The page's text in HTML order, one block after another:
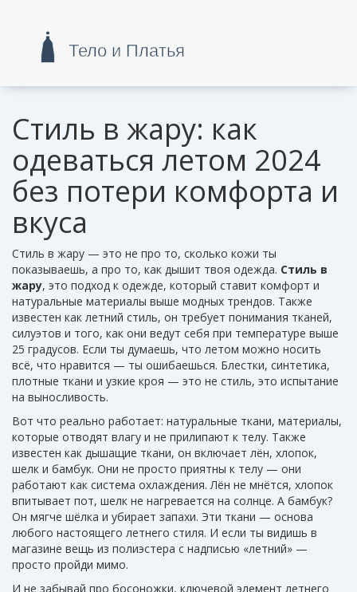
Стиль в жару: как
одеваться летом 2024
без потери комфорта и
вкуса
Стиль в жару — это не про то, сколько кожи ты
показываешь, а про то, как дышит твоя одежда. Стиль в
жару, это подход к одежде, который ставит комфорт и
натуральные материалы выше модных трендов. Также
известен как летний стиль, он требует понимания тканей,
силуэтов и того, как они ведут себя при температуре выше
25 градусов. Если ты думаешь, что летом можно носить
всё, что нравится — ты ошибаешься. Блестки, синтетика,
плотные ткани и узкие кроя — это не стиль, это испытание
на выносливость.
Вот что реально работает: натуральные ткани, материалы,
которые отводят влагу и не прилипают к телу. Также
известен как дышащие ткани, он включает лён, хлопок,
шелк и бамбук. Они не просто приятны к телу — они
работают как система охлаждения. Лён не мнётся, хлопок
впитывает пот, шелк не нагревается на солнце. А бамбук?
Он мягче шёлка и убирает запахи. Эти ткани — основа
любого настоящего летнего стиля. И если ты видишь в
магазине вещь из полиэстера с надписью «летний» —
просто пройди мимо.
И не забывай про босоножки, ключевой элемент летнего